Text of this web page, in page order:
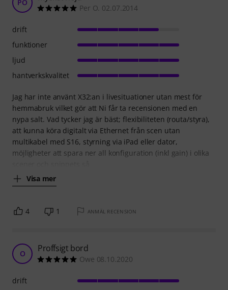
PO
Per O. 02.07.2014
Jag har inte använt X32:an i livesituationer utan mest för
hemmabruk vilket gör att Ni får ta recensionen med en
nypa salt. Vad tycker jag är bäst; flexibiliteten (routa/styra),
att kunna köra digitalt via Ethernet från scen utan
multikabel med S16, styrning via iPad eller dator,
möjligheter att spara ner all konfiguration (inkl gain) i olika
Visa mer
drift
funktioner
ljud
hantverkskvalitet
4 1 ANMÄL RECENSION
O Proffsigt bord
Owe 08.10.2020
drift